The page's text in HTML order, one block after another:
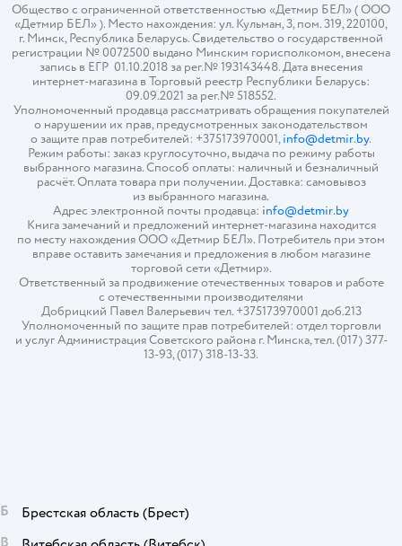
Общество с ограниченной ответственностью «Детмир БЕЛ» ( ООО
«Детмир БЕЛ» ). Место нахождения: ул. Кульман, 3, пом. 319, 220100,
г. Минск, Республика Беларусь. Свидетельство о государственной
регистрации № 0072500 выдано Минским горисполкомом, внесена
запись в ЕГР 01.10.2018 за рег.№ 193143448. Дата внесения
интернет-магазина в Торговый реестр Республики Беларусь:
09.09.2021 за рег.№ 518552.
Уполномоченный продавца рассматривать обращения покупателей
о нарушении их прав, предусмотренных законодательством
о защите прав потребителей: +375173970001,info@detmir.by.
Режим работы: заказ круглосуточно, выдача по режиму работы
выбранного магазина. Способ оплаты: наличный и безналичный
расчёт. Оплата товара при получении. Доставка: самовывоз
из выбранного магазина.
Адрес электронной почты продавца: info@detmir.by
Книга замечаний и предложений интернет-магазина находится
по месту нахождения ООО «Детмир БЕЛ». Потребитель при этом
вправе оставить замечания и предложения в любом магазине
торговой сети «Детмир».
Ответственный за продвижение отечественных товаров и работе
с отечественными производителями
Добрицкий Павел Валерьевич тел. +375173970001 доб.213
Уполномоченный по защите прав потребителей: отдел торговли
и услуг Администрация Советского района г. Минска, тел. (017) 377-
13-93, (017) 318-13-33.
Б Брестская область (Брест)
В